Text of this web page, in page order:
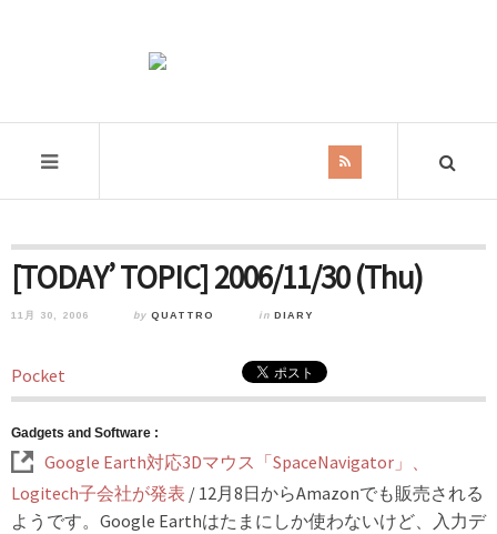
[TODAY’ TOPIC] 2006/11/30 (Thu)
11月 30, 2006 by QUATTRO in DIARY
Pocket
Gadgets and Software :
Google Earth対応3Dマウス「SpaceNavigator」、
Logitech子会社が発表 / 12月8日からAmazonでも販売される
ようです。Google Earthはたまにしか使わないけど、入力デ